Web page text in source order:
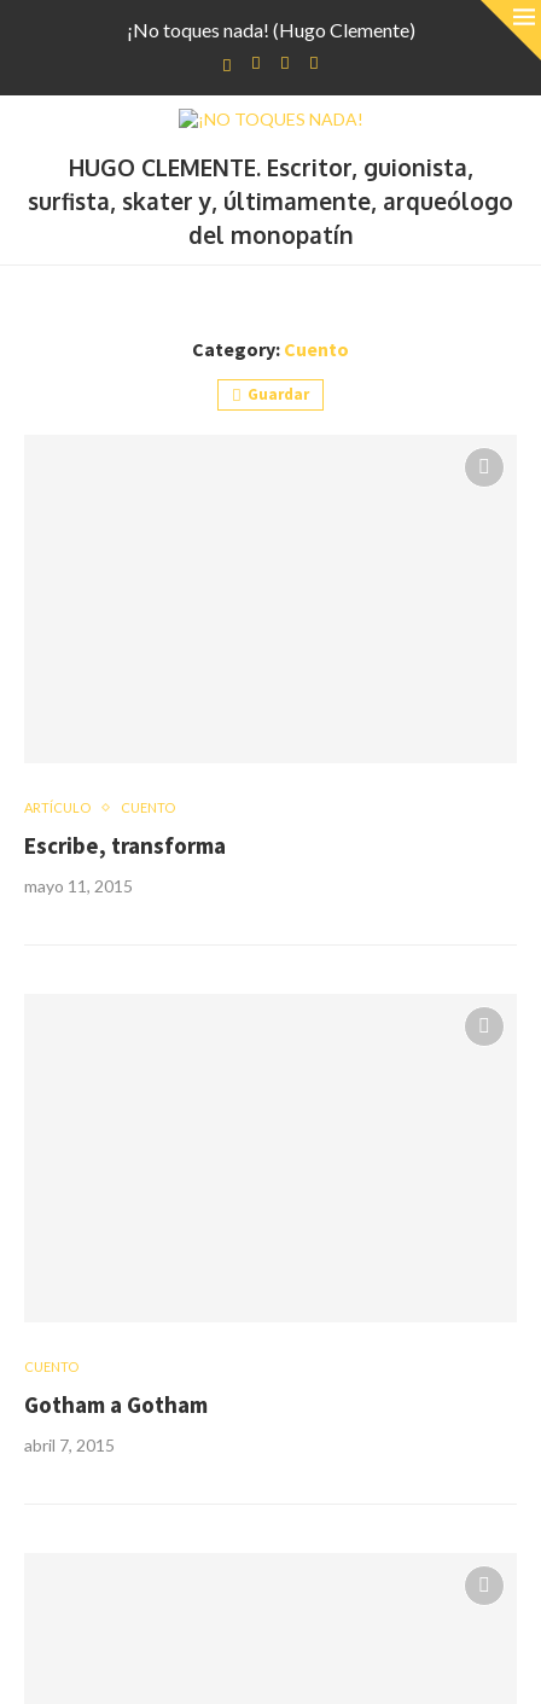
¡No toques nada! (Hugo Clemente)
HUGO CLEMENTE. Escritor, guionista,
surfista, skater y, últimamente, arqueólogo
del monopatín
Category: Cuento
Guardar
ARTÍCULO CUENTO
Escribe, transforma
mayo 11, 2015
CUENTO
Gotham a Gotham
abril 7, 2015